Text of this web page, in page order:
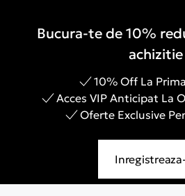
Bucura-te de 10%
achizitie
10% Off La
Acces VIP Anticipat La
Oferte Exclusive